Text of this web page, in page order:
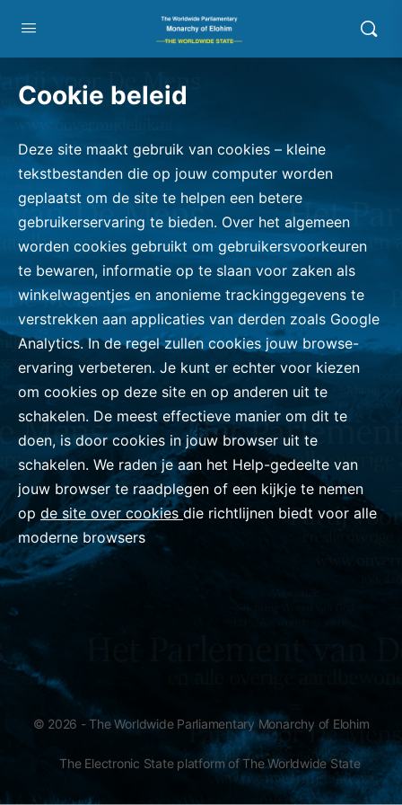
Cookie beleid
Deze site maakt gebruik van cookies – kleine
tekstbestanden die op jouw computer worden
geplaatst om de site te helpen een betere
gebruikerservaring te bieden. Over het algemeen
worden cookies gebruikt om gebruikersvoorkeuren
te bewaren, informatie op te slaan voor zaken als
winkelwagentjes en anonieme trackinggegevens te
verstrekken aan applicaties van derden zoals Google
Analytics. In de regel zullen cookies jouw browse-
ervaring verbeteren. Je kunt er echter voor kiezen
om cookies op deze site en op anderen uit te
schakelen. De meest effectieve manier om dit te
doen, is door cookies in jouw browser uit te
schakelen. We raden je aan het Help-gedeelte van
jouw browser te raadplegen of een kijkje te nemen
op de site over cookiesdie richtlijnen biedt voor alle
moderne browsers
© 2026 - The Worldwide Parliamentary Monarchy of Elohim
The Electronic State platform of The Worldwide State